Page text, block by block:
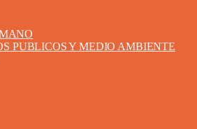
PUBLICOS Y MEDIO AMBIENTE